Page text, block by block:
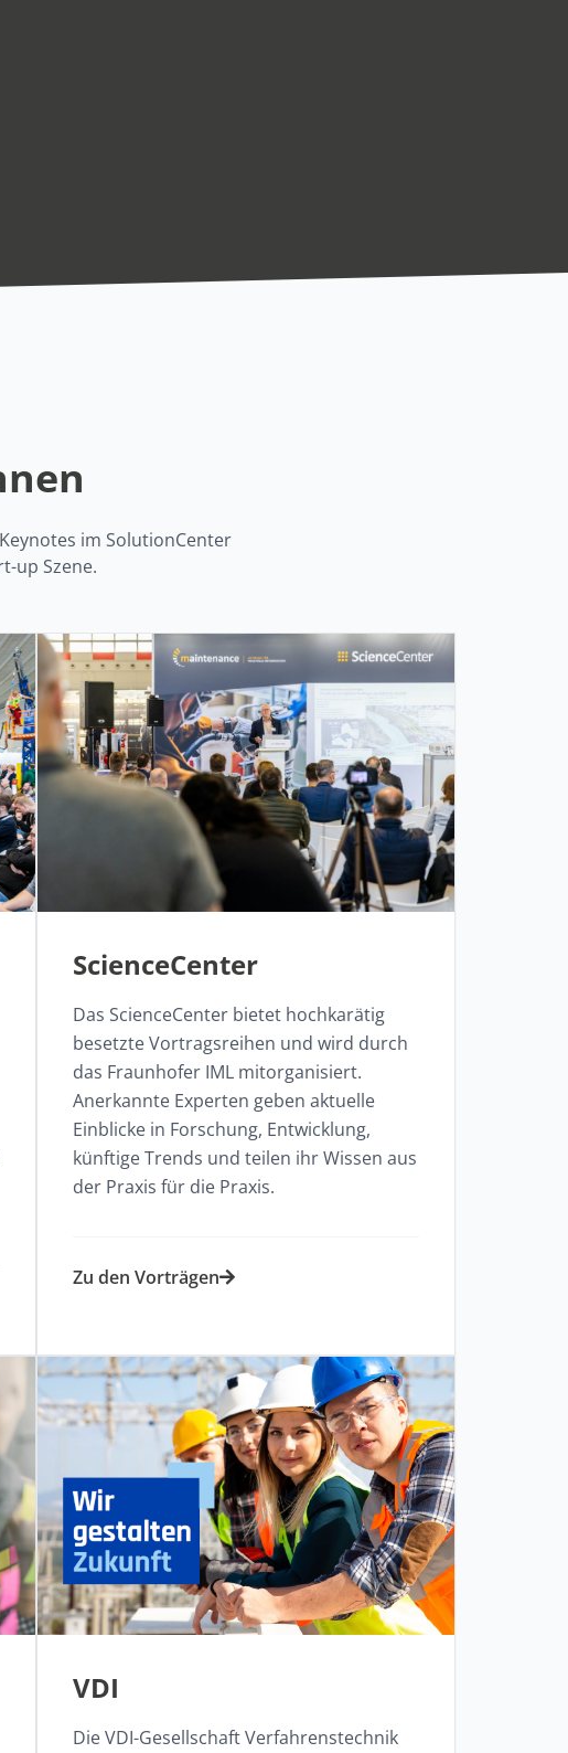
im SolutionCenter
up Szene.
ScienceCenter
Das ScienceCenter bietet hochkarätig
besetzte Vortragsreihen und wird durch
das Fraunhofer IML mitorganisiert.
Anerkannte Experten geben aktuelle
Einblicke in Forschung, Entwicklung,
künftige Trends und teilen ihr Wissen aus
der Praxis für die Praxis.​
Zu den Vorträgen
VDI
Die VDI-Gesellschaft Verfahrenstechnik